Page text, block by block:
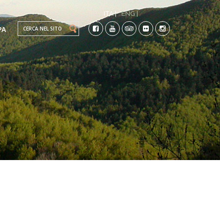
Search this site
ITA | ENG |